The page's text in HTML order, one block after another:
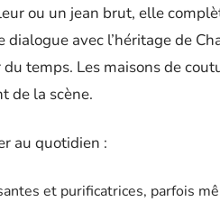
ou un jean brut, elle
avec l’héritage de
temps. Les maisons de
de la scène.
au quotidien :
et purificatrices, parfois